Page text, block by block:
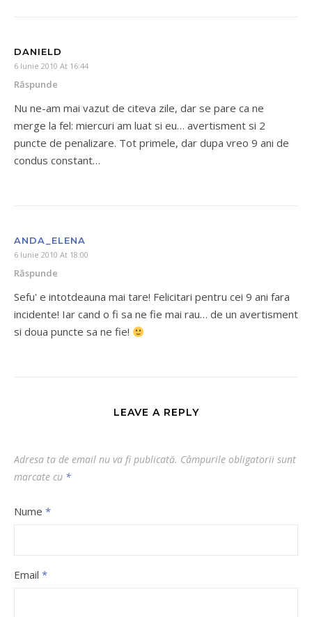
DANIELD
6 Iunie 2010 At 16:44
Răspunde
Nu ne-am mai vazut de citeva zile, dar se pare ca ne
merge la fel: miercuri am luat si eu… avertisment si 2
puncte de penalizare. Tot primele, dar dupa vreo 9 ani de
condus constant…
ANDA_ELENA
6 Iunie 2010 At 18:00
Răspunde
Sefu' e intotdeauna mai tare! Felicitari pentru cei 9 ani fara
incidente! Iar cand o fi sa ne fie mai rau… de un avertisment
si doua puncte sa ne fie!
LEAVE A REPLY
Adresa ta de email nu va fi publicată. Câmpurile obligatorii sunt
marcate cu *
Nume *
Email *